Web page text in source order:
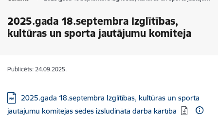
2025.gada 18.septembra Izglītības,
kultūras un sporta jautājumu komiteja
Publicēts: 24.09.2025.
Lejupielādēt:
2025.gada 18.septembra Izglītības, kultūras un sporta
jautājumu komitejas sēdes izsludinātā darba kārtība